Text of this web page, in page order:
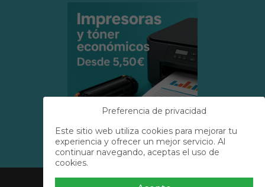
Acerca de Nosotros
Preferencia de privacidad
Este sitio web utiliza cookies para mejorar tu
experiencia y ofrecer un mejor servicio. Al
continuar navegando, aceptas el uso de
cookies.